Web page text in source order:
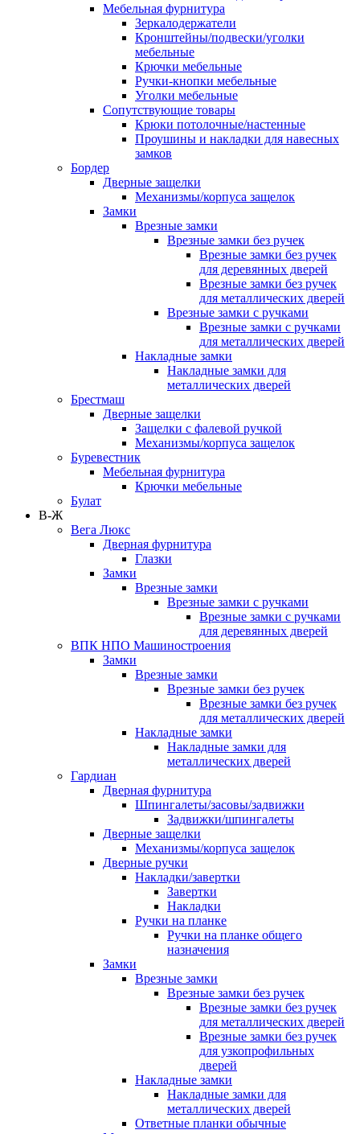
Мебельная фурнитура
Зеркалодержатели
Кронштейны/подвески/уголки
мебельные
Крючки мебельные
Ручки-кнопки мебельные
Уголки мебельные
Сопутствующие товары
Крюки потолочные/настенные
Проушины и накладки для навесных
замков
Бордер
Дверные защелки
Механизмы/корпуса защелок
Замки
Врезные замки
Врезные замки без ручек
Врезные замки без ручек
для деревянных дверей
Врезные замки без ручек
для металлических дверей
Врезные замки с ручками
Врезные замки с ручками
для металлических дверей
Накладные замки
Накладные замки для
металлических дверей
Брестмаш
Дверные защелки
Защелки с фалевой ручкой
Механизмы/корпуса защелок
Буревестник
Мебельная фурнитура
Крючки мебельные
Булат
В-Ж
Вега Люкс
Дверная фурнитура
Глазки
Замки
Врезные замки
Врезные замки с ручками
Врезные замки с ручками
для деревянных дверей
ВПК НПО Машиностроения
Замки
Врезные замки
Врезные замки без ручек
Врезные замки без ручек
для металлических дверей
Накладные замки
Накладные замки для
металлических дверей
Гардиан
Дверная фурнитура
Шпингалеты/засовы/задвижки
Задвижки/шпингалеты
Дверные защелки
Механизмы/корпуса защелок
Дверные ручки
Накладки/завертки
Завертки
Накладки
Ручки на планке
Ручки на планке общего
назначения
Замки
Врезные замки
Врезные замки без ручек
Врезные замки без ручек
для металлических дверей
Врезные замки без ручек
для узкопрофильных
дверей
Накладные замки
Накладные замки для
металлических дверей
Ответные планки обычные